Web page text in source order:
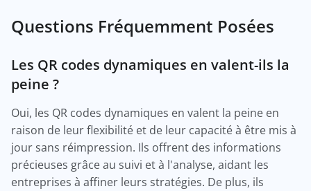
Questions Fréquemment Posées
Les QR codes dynamiques en valent-ils la
peine ?
Oui, les QR codes dynamiques en valent la peine en
raison de leur flexibilité et de leur capacité à être mis à
jour sans réimpression. Ils offrent des informations
précieuses grâce au suivi et à l'analyse, aidant les
entreprises à affiner leurs stratégies. De plus, ils